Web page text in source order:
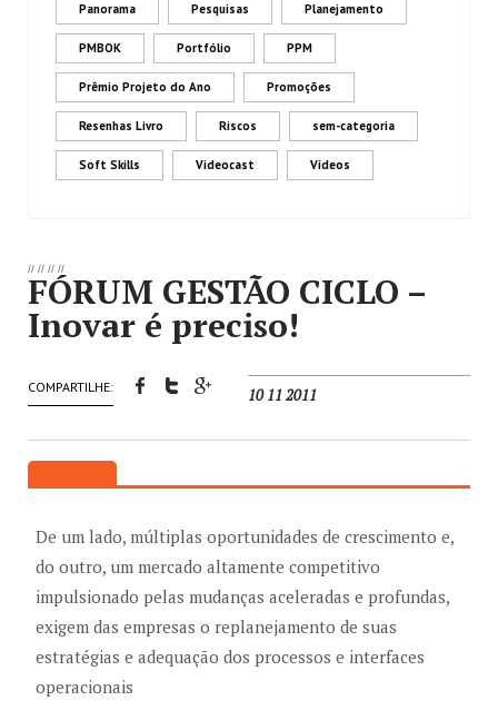
Panorama Pesquisas Planejamento
PMBOK Portfólio PPM
Prêmio Projeto do Ano Promoções
Resenhas Livro Riscos sem-categoria
Soft Skills Videocast Vídeos
// // // //
FÓRUM GESTÃO CICLO –
Inovar é preciso!
10 11 2011
COMPARTILHE:
De um lado, múltiplas oportunidades de crescimento e,
do outro, um mercado altamente competitivo
impulsionado pelas mudanças aceleradas e profundas,
exigem das empresas o replanejamento de suas
estratégias e adequação dos processos e interfaces
operacionais